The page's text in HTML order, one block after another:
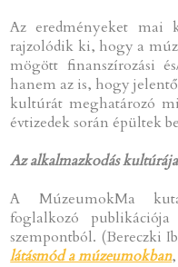
Az eredményeket mai
rajzolódik ki, hogy a
mögött finanszírozási
hanem az is, hogy
kultúrát meghatározó
évtizedek során épültek
Az alkalmazkodás kultúrája
A MúzeumokMa
foglalkozó
szempontból. (Bereczki
látásmód a múzeumokban